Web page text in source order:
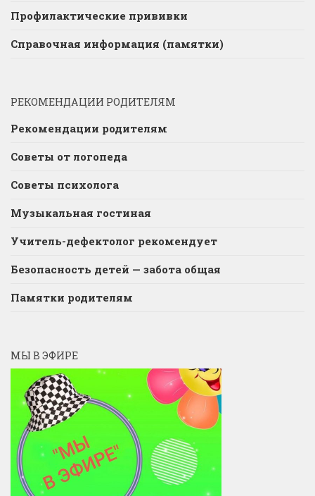
Профилактические прививки
Справочная информация (памятки)
РЕКОМЕНДАЦИИ РОДИТЕЛЯМ
Рекомендации родителям
Советы от логопеда
Советы психолога
Музыкальная гостиная
Учитель-дефектолог рекомендует
Безопасность детей — забота общая
Памятки родителям
МЫ В ЭФИРЕ